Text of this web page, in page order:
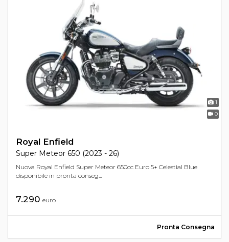
1
0
Royal Enfield
Super Meteor 650 (2023 - 26)
Nuova Royal Enfield Super Meteor 650cc Euro 5+ Celestial Blue
disponibile in pronta conseg...
7.290 euro
Pronta Consegna